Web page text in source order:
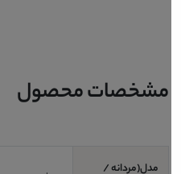
مشخصات محصول
مدل(مردانه /